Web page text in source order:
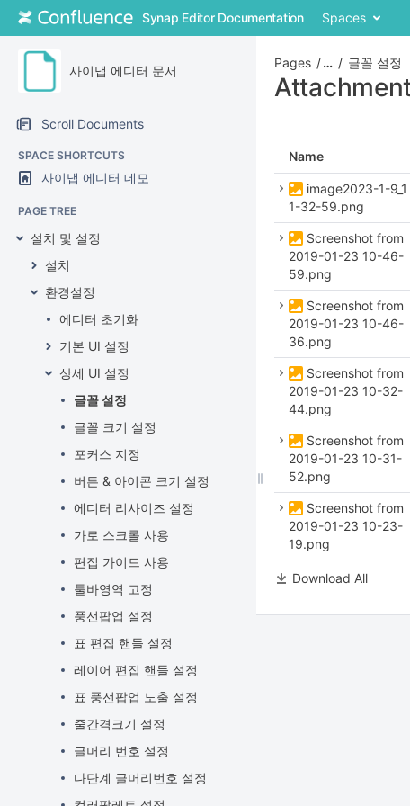
Skip
Skip
header
menu
Skip
menu
quick
Synap Editor Documentation Spaces
사이냅 에디터 문서
Scroll Documents
SPACE SHORTCUTS
사이냅 에디터 데모
PAGE TREE
설치 및 설정
설치
환경설정
에디터 초기화
기본 UI 설정
상세 UI 설정
글꼴 설정
글꼴 크기 설정
포커스 지정
버튼 & 아이콘 크기 설정
에디터 리사이즈 설정
가로 스크롤 사용
편집 가이드 사용
툴바영역 고정
풍선팝업 설정
표 편집 핸들 설정
레이어 편집 핸들 설정
표 풍선팝업 노출 설정
줄간격크기 설정
글머리 번호 설정
다단계 글머리번호 설정
Pages … 글꼴 설정
Name
image2023-1-9_1
1-32-59.png
Screenshot from
2019-01-23 10-46-
59.png
Screenshot from
2019-01-23 10-46-
36.png
Screenshot from
2019-01-23 10-32-
44.png
Screenshot from
2019-01-23 10-31-
52.png
Screenshot from
2019-01-23 10-23-
19.png
Download All